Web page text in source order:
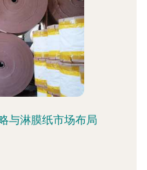
与淋膜纸市场布局